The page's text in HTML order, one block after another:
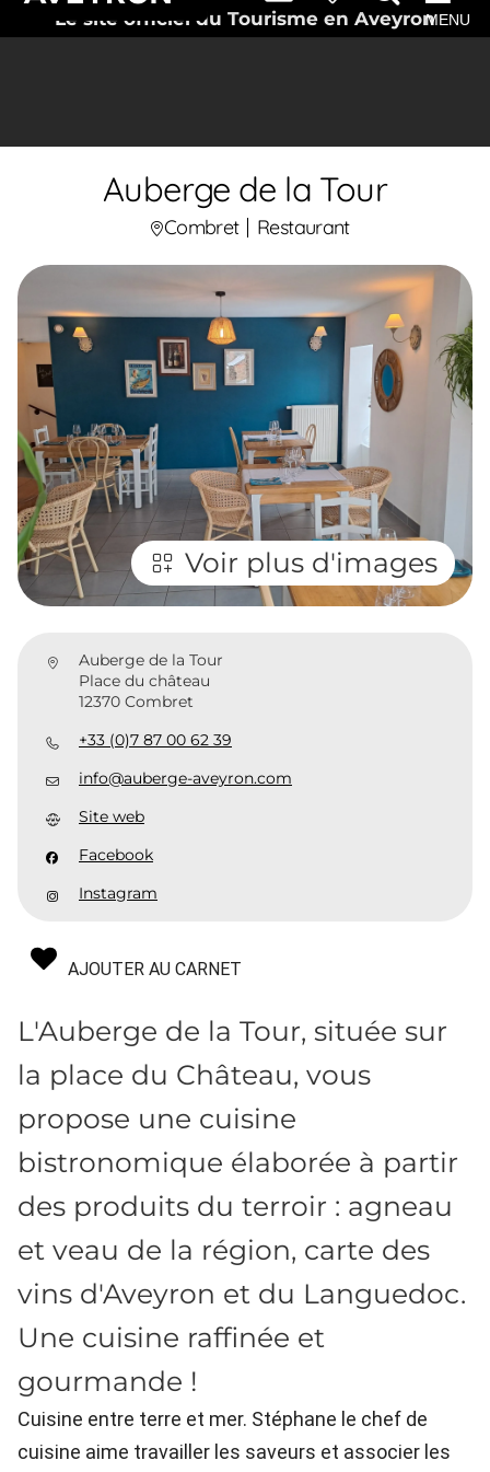
Le site officiel du Tourisme en AveyronMENU
Auberge de la Tour
Combret Restaurant
Voir plus d'images
Auberge de la Tour
Place du château
12370 Combret
+33 (0)7 87 00 62 39
info@auberge-aveyron.com
Site web
Facebook
Instagram
AJOUTER AU CARNET
L'Auberge de la Tour, située sur
la place du Château, vous
propose une cuisine
bistronomique élaborée à partir
des produits du terroir : agneau
et veau de la région, carte des
vins d'Aveyron et du Languedoc.
Une cuisine raffinée et
gourmande !
Cuisine entre terre et mer. Stéphane le chef de
cuisine aime travailler les saveurs et associer les